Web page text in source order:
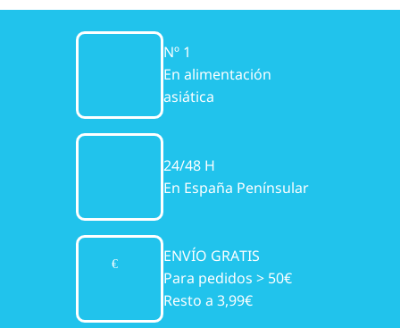
Nº 1
En alimentación
asiática
24/48 H
En España Penínsular
ENVÍO GRATIS
Para pedidos > 50€
Resto a 3,99€